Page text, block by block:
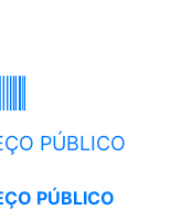
PÚBLICO
PÚBLICO